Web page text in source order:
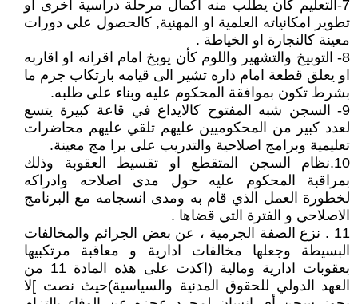
7-التعليم كأن يطلب منه اكمال مرحلة دراسية اخرى او
تطوير امكانياته العلمية او المهنية, كالحصول على دورات
معينة كالنجارة او الخياطة .
8- التوبيخ والتشهير واللوم كأن يوبخ امام اقرانه او اقاربه
او يعلق قطعة امام داره تشير الى قيامه بارتكاب جرم ما
بشرط تكون بموافقة المحكوم عليه وبناء على طلبه.
9- السجن شبه المفتوح كالايداع في قاعة كبيرة يتسع
لعدد كبير من المحكوميين عليهم تلقي عليهم محاضرات
تعليمية وبرامج اصلاحية والتدريب على برا مج معينة.
10.نظام السجن المتقطع او تقسيط العقوبة وذلك
بمراقبة المحكوم عليه حول مدى اصلاحه وادراكه
لخطورة العمل الذي قام به ومدى انسجامه مع البرنامج
الاصلاحي و الفترة التي قضاها .
11 . نزع الصفة الجرمية ، عن بعض الجرائم والمخالفات
البسيطة وجعلها مخالفات ادارية و معاقبة مرتكبيها
بعقوبات ادارية ومالية (اكدت على هذه المادة 11 من
العهد الدولي للحقوق المدنية والسياسية)حيث نصت ]لا